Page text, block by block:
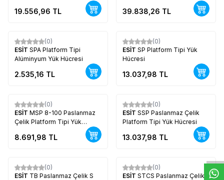
WhtsappDeseHatt
19.556,96 TL 39.838,26 TL
Yeni
(0)
ESİT SPA Platform Tipi
Alüminyum Yük Hücresi
2.535,16 TL
Yeni
(0)
ESİT SP Platform Tipi Yük
Hücresi
13.037,98 TL
Yeni
(0)
ESİT MSP 8-100 Paslanmaz
Çelik Platform Tipi Yük
8.691,98 TL
Yeni
(0)
ESİT SSP Paslanmaz Çelik
Platform Tipi Yük Hücresi
13.037,98 TL
Yeni
(0)
ESİT TB Paslanmaz Çelik S
Yeni
(0)
ESİT STCS Paslanmaz Çelik